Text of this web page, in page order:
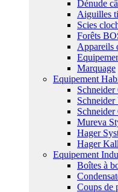
Dénude
Aiguilles
Scies
Forêts
Appareils
Marquage
Equipement
Schneider
Schneider
Mureva
Hager
Hager
Equipement
Boîtes à
Coups de